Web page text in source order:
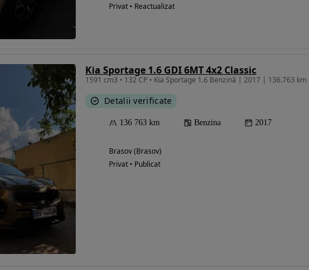
Privat • Reactualizat
Kia Sportage 1.6 GDI 6MT 4x2 Classic
1591 cm3 • 132 CP • Kia Sportage 1.6 Benzină | 2017 | 136.763 km
Detalii verificate
136 763 km Benzina 2017
Brasov (Brasov)
Privat • Publicat